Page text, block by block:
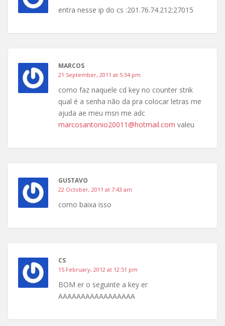
entra nesse ip do cs :201.76.74.212:27015
MARCOS
21 September, 2011 at 5:34 pm
como faz naquele cd key no counter strik
qual é a senha não da pra colocar letras me
ajuda ae meu msn me adc
marcosantonio20011@hotmail.com valeu
GUSTAVO
22 October, 2011 at 7:43 am
como baixa isso
CS
15 February, 2012 at 12:51 pm
BOM er o seguinte a key er
AAAAAAAAAAAAAAAAA